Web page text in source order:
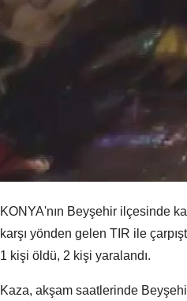
KONYA'nın Beyşehir ilçesinde
karşı yönden gelen TIR ile
1 kişi öldü, 2 kişi yaralandı.
Kaza, akşam saatlerinde